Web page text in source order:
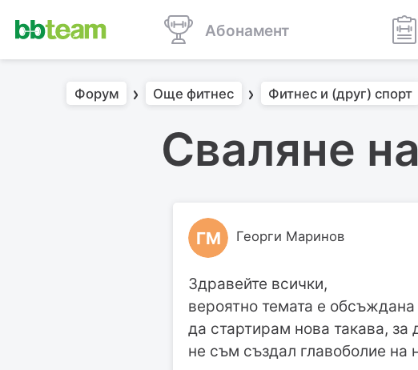
Абонамент
Форум Още фитнес Фитнес и (друг) спорт
Сваляне
ГМ Георги Маринов
Здравейте всички,
вероятно темата е
да стартирам нова такава,
не съм създал главоболие на